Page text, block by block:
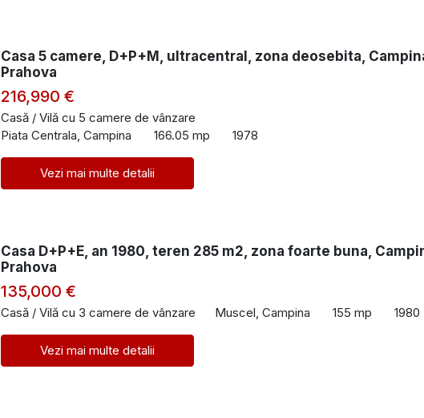
Casa 5 camere, D+P+M, ultracentral, zona deosebita,
Prahova
216,990 €
Casă / Vilă cu 5 camere de vânzare
Piata Centrala, Campina
166.05 mp 1978
Vezi mai multe detalii
Casa D+P+E, an 1980, teren 285 m2, zona foarte buna,
Prahova
135,000 €
Casă / Vilă cu 3 camere de vânzare Muscel, Campina 155 mp 1980
Vezi mai multe detalii